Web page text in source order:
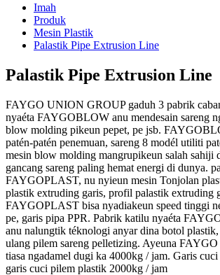
Imah
Produk
Mesin Plastik
Palastik Pipe Extrusion Line
Palastik Pipe Extrusion Line
FAYGO UNION GROUP gaduh 3 pabrik
nyaéta FAYGOBLOW anu mendesain sareng
blow molding pikeun pepet, pe jsb.
patén-patén penemuan, sareng 8 modél utiliti
mesin blow molding mangrupikeun salah sahiji
gancang sareng paling hemat energi di dunya.
FAYGOPLAST, nu nyieun mesin Tonjolan
plastik extruding garis, profil palastik extruding
FAYGOPLAST bisa nyadiakeun speed tinggi
pe, garis pipa PPR. Pabrik katilu nyaéta
anu nalungtik téknologi anyar dina botol plastik,
ulang pilem sareng pelletizing. Ayeuna
tiasa ngadamel dugi ka 4000kg / jam. Garis
garis cuci pilem plastik 2000kg / jam